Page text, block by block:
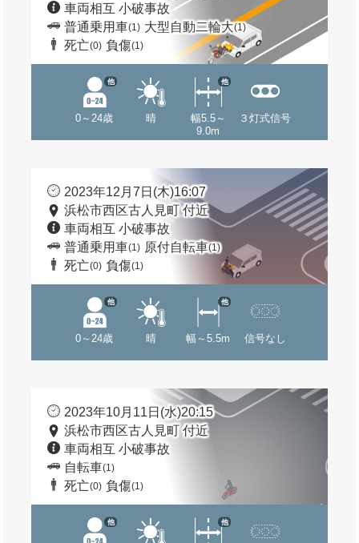
車両相互 小破事故
普通乗用車(1) 大型自動二輪大(1)
死亡(0) 負傷(1)
0～24歳
他
晴
幅5.5～
9.0m
他
３灯式信号
2023年12月7日(木)16:07
浜松市西区古人見町 付近
車両相互 小破事故
普通乗用車(1) 原付自転車(1)
死亡(0) 負傷(1)
0～24歳
他
晴 幅～5.5m
他
信号なし
2023年10月11日(水)20:15
浜松市西区古人見町 付近
車両相互 小破事故
自転車(1)
死亡(0) 負傷(1)
他 他